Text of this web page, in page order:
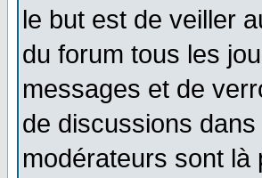
le but est de veiller
du forum tous les
messages et de
de discussions
modérateurs sont